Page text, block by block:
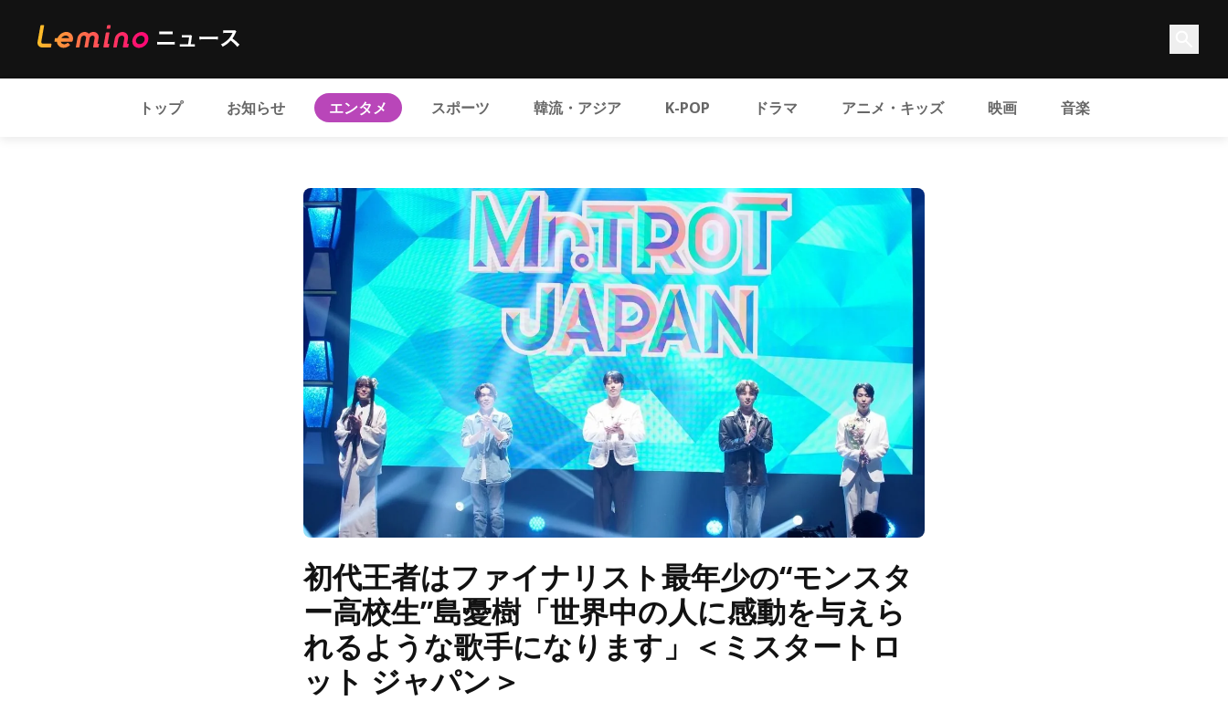
トップ お知らせ エンタメ スポーツ 韓流・アジア K-POP ドラマ アニメ・キッズ 映画 音楽
初代王者はファイナリスト最年少の“モンスタ
ー高校生”島憂樹「世界中の人に感動を与えら
れるような歌手になります」＜ミスタートロ
ット ジャパン＞